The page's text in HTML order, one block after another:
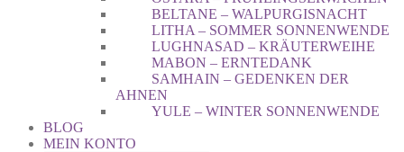
BELTANE – WALPURGISNACHT
LITHA – SOMMER SONNENWENDE
LUGHNASAD – KRÄUTERWEIHE
MABON – ERNTEDANK
SAMHAIN – GEDENKEN DER
AHNEN
YULE – WINTER SONNENWENDE
BLOG
MEIN KONTO